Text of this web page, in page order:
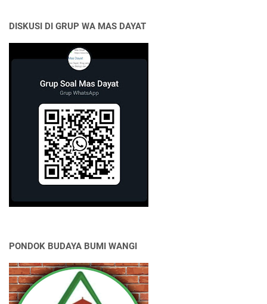
DISKUSI DI GRUP WA MAS DAYAT
PONDOK BUDAYA BUMI WANGI